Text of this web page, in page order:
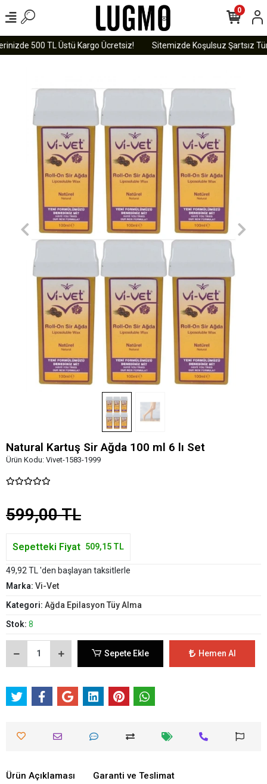
500 TL Üstü Kargo Ücretsiz! Sitemizde Koşulsuz Şartsız
0
Natural Kartuş Sir Ağda 100 ml 6 lı Set
Ürün Kodu: Vivet-1583-1999
599,00 TL
Sepetteki Fiyat 509,15 TL
49,92 TL 'den başlayan taksitlerle
Marka: Vi-Vet
Kategori: Ağda Epilasyon Tüy Alma
Stok: 8
Sepete Ekle Hemen Al
Ürün Açıklaması Garanti ve Teslimat